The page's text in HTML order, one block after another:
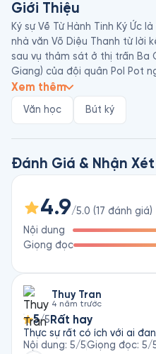
Giới Thiệu
Ký sự Về Từ Hành Tinh Ký Ức
nhà văn Võ Diệu Thanh từ lời
sau vụ thảm sát ở thị trấn Ba
Giang) của đội quân Pol Pot
Võ Diệu Thanh sinh năm
dấn thân vào sự nghiệp sáng
Thấy Trăng, Siêu Nhân Cua,
Xem thêm
Văn học Bút ký
Đánh Giá & Nhận Xét
4.9/5.0 (17 đánh giá)
Nội dung
Giọng đọc
Thuy Tran
4 năm trước
5/5 Rất hay
Thực sự rất có ích với ai
Nội dung: 5/5Giọng đọc: 5/